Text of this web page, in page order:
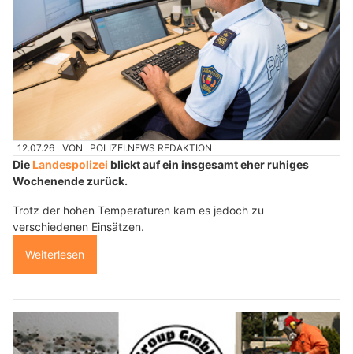
12.07.26 VON POLIZEI.NEWS REDAKTION
DieLandespolizei blickt auf ein insgesamt eher ruhiges
Wochenende zurück.
Trotz der hohen Temperaturen kam es jedoch zu
verschiedenen Einsätzen.
Weiterlesen